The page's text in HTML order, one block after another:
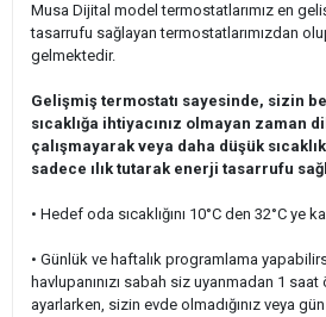
Musa Dijital model termostatlarımız en
tasarrufu sağlayan termostatlarımızdan
gelmektedir.
Gelişmiş termostatı sayesinde, sizin
sıcaklığa ihtiyacınız olmayan zaman
çalışmayarak veya daha düşük
sadece ılık tutarak enerji tasarrufu
• Hedef oda sıcaklığını 10°C den 32°C ye
• Günlük ve haftalık programlama
havlupanınızı sabah siz uyanmadan 1
ayarlarken, sizin evde olmadığınız veya